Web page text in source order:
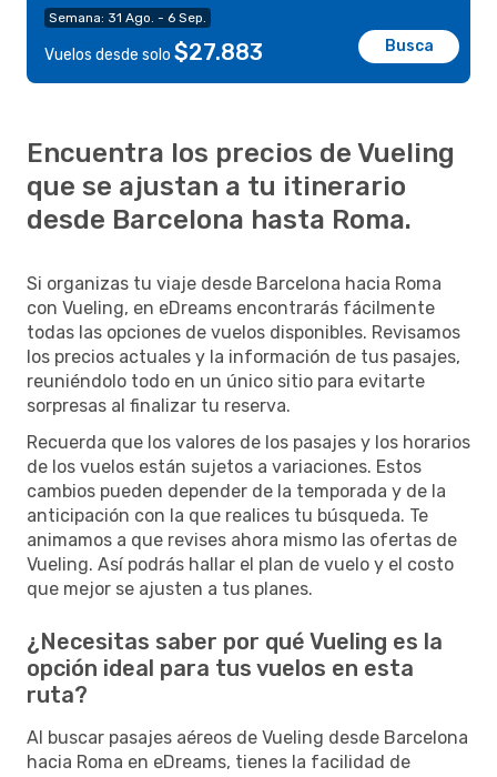
Semana: 31 Ago. - 6 Sep.
Vuelos desde solo $27.883 Busca
Encuentra los precios de Vueling
que se ajustan a tu itinerario
desde Barcelona hasta Roma.
Si organizas tu viaje desde Barcelona hacia Roma
con Vueling, en eDreams encontrarás fácilmente
todas las opciones de vuelos disponibles. Revisamos
los precios actuales y la información de tus pasajes,
reuniéndolo todo en un único sitio para evitarte
sorpresas al finalizar tu reserva.
Recuerda que los valores de los pasajes y los horarios
de los vuelos están sujetos a variaciones. Estos
cambios pueden depender de la temporada y de la
anticipación con la que realices tu búsqueda. Te
animamos a que revises ahora mismo las ofertas de
Vueling. Así podrás hallar el plan de vuelo y el costo
que mejor se ajusten a tus planes.
¿Necesitas saber por qué Vueling es la
opción ideal para tus vuelos en esta
ruta?
Al buscar pasajes aéreos de Vueling desde Barcelona
hacia Roma en eDreams, tienes la facilidad de